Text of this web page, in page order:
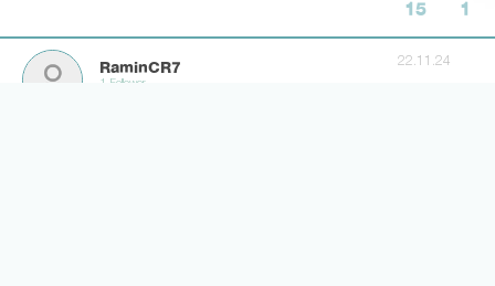
15 1
RaminCR7
1 Follower
22.11.24